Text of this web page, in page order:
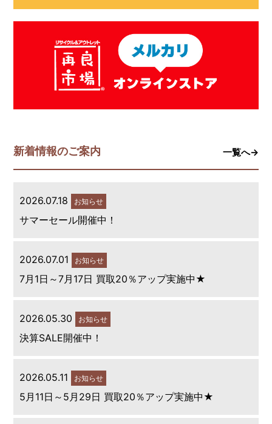
新着情報のご案内 一覧へ→
2026.07.18 お知らせ
サマーセール開催中！
2026.07.01 お知らせ
7月1日～7月17日 買取20％アップ実施中★
2026.05.30 お知らせ
決算SALE開催中！
2026.05.11 お知らせ
5月11日～5月29日 買取20％アップ実施中★